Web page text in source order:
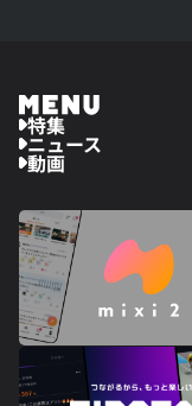
特集
ニュース
動画